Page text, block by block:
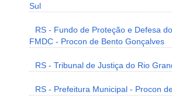
Sul
RS - Fundo de Proteção e Defesa
FMDC - Procon de Bento Gonçalves
RS - Tribunal de Justiça do Rio
RS - Prefeitura Municipal - Procon